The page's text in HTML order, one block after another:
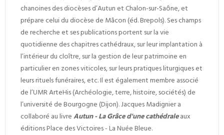
chanoines des diocèses d’Autun et Chalon-sur-Saône, et
prépare celui du diocèse de Mâcon (éd. Brepols). Ses champs
de recherche et ses publications portent sur la vie
quotidienne des chapitres cathédraux, sur leur implantation à
l’intérieur du cloître, sur la gestion de leur patrimoine en
particulier en zones viticoles, sur leurs pratiques liturgiques et
leurs rituels funéraires, etc. Il est également membre associé
de l’UMR ArteHis (Archéologie, terre, histoire, sociétés) de
l’université de Bourgogne (Dijon). Jacques Madignier a
collaboré au livreAutun - La Grâce d'une cathédraleaux
éditions Place des Victoires - La Nuée Bleue.